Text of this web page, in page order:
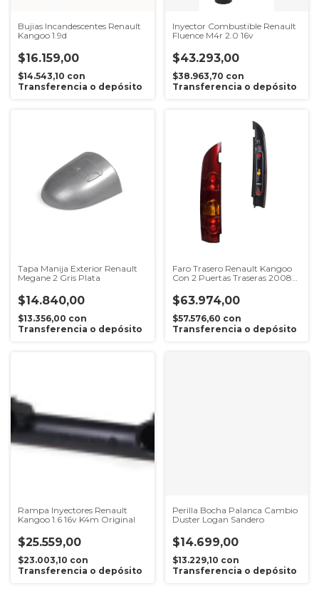
Bujias Incandescentes Renault
Kangoo 1.9d
$16.159,00
$14.543,10 con
Transferencia o depósito
Inyector Combustible Renault
Fluence M4r 2.0 16v
$43.293,00
$38.963,70 con
Transferencia o depósito
Tapa Manija Exterior Renault
Megane 2 Gris Plata
$14.840,00
$13.356,00 con
Transferencia o depósito
Faro Trasero Renault Kangoo
Con 2 Puertas Traseras 2008
2014 2015 2016 2017 2018
$63.974,00
$57.576,60 con
Transferencia o depósito
Rampa Inyectores Renault
Kangoo 1.6 16v K4m Original
$25.559,00
$23.003,10 con
Transferencia o depósito
Perilla Bocha Palanca Cambio
Duster Logan Sandero
$14.699,00
$13.229,10 con
Transferencia o depósito